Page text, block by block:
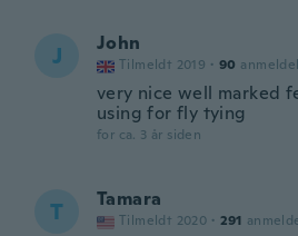
J John
Tilmeldt 2019 · 90
very nice well marked
using for fly tying
for ca. 3 år siden
T Tamara
Tilmeldt 2020 · 291